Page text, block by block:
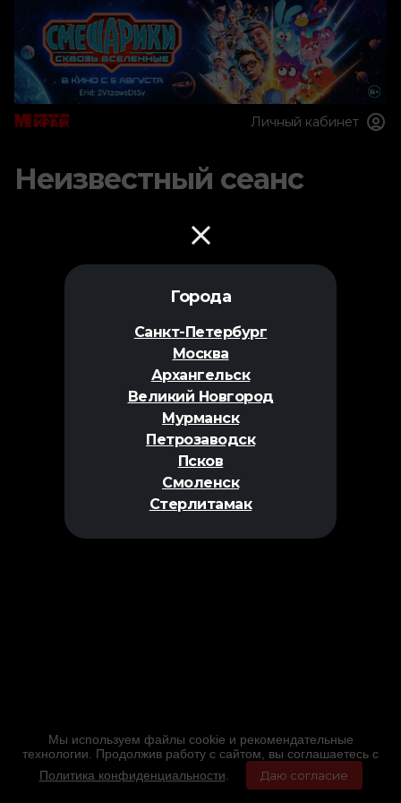
Города
Санкт-Петербург
Москва
Архангельск
Великий Новгород
Мурманск
Петрозаводск
Псков
Смоленск
Стерлитамак
Личный кабинет
Неизвестный сеанс
Мы используем файлы cookie и рекомендательные
технологии. Продолжив работу с сайтом, вы соглашаетесь с
Политика конфиденциальности
Даю согласие